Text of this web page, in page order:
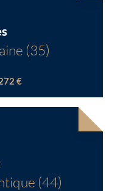
(35)
€
(44)